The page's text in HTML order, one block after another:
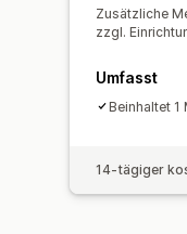
Zusätzliche
zzgl.
Umfasst
Beinhaltet
14-tägiger